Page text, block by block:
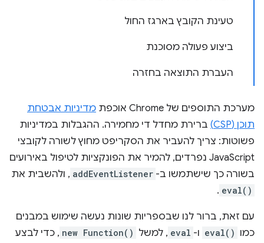
טעינת הקובץ בארגז החול
ביצוע פעולה מסוכנת
העברת התוצאה בחזרה
מערכת התוספים של Chrome אוכפת
מדיניות אבטחת
תוכן (CSP)
ברירת מחדל די מחמירה. ההגבלות במדיניות
פשוטות: צריך להעביר את הסקריפט מחוץ לשורה לקובצי
JavaScript נפרדים, להמיר את הפונקציות לטיפול באירועים
בשורה כך שישתמשו ב- addEventListener , ולהשבית את
eval()
.
עם זאת, ברור לנו שבספריות שונות נעשה שימוש במבנים
כמו eval() ו- eval , למשל new Function() , כדי לבצע